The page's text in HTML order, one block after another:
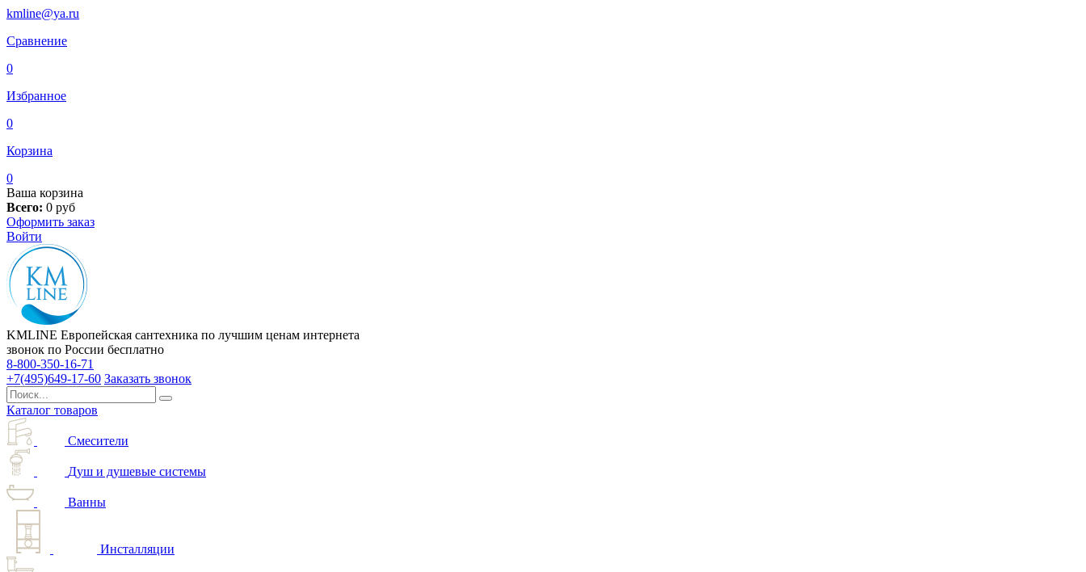
kmline@ya.ru
Сравнение
0
Избранное
0
Корзина
0
Ваша корзина
Всего: 0 руб
Оформить заказ
Войти
KMLINE Европейская сантехника по лучшим ценам интернета
звонок по России бесплатно
8-800-350-16-71
+7(495)649-17-60 Заказать звонок
Каталог товаров
Смесители
Душ и душевые системы
Ванны
Инсталляции